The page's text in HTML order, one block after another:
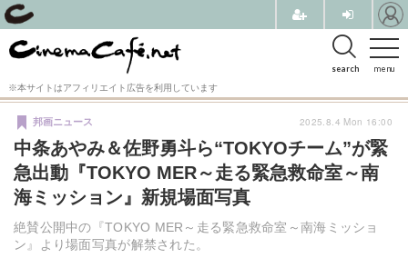
menu
search
※本サイトはアフィリエイト広告を利用しています
中条あやみ＆佐野勇斗ら“TOKYOチーム”が緊
急出動『TOKYO MER～走る緊急救命室～南
海ミッション』新規場面写真
絶賛公開中の『TOKYO MER～走る緊急救命室～南海ミッショ
ン』より場面写真が解禁された。
邦画ニュース 2025.8.4 Mon 16:00